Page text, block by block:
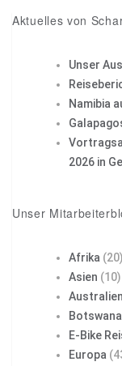
Aktuelles von
Unser
Namibia
2026 in
Unser
Afrika (20)
Asien (10)
Botswana
E-Bike
Europa